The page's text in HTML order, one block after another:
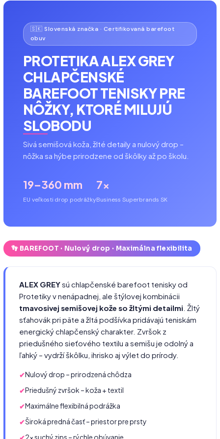
🇸🇰 Slovenská značka · Certifikovaná barefoot
obuv
PROTETIKA ALEX GREY
CHLAPČENSKÉ
BAREFOOT TENISKY PRE
NÔŽKY, KTORÉ MILUJÚ
SLOBODU
Sivá semišová koža, žlté detaily a nulový drop –
nôžka sa hýbe prirodzene od škôlky až po školu.
19–36
EU veľkosti
0 mm
drop podrážky
7×
Business Superbrands SK
👣 BAREFOOT · Nulový drop · Maximálna flexibilita
ALEX GREYsú chlapčenské barefoot tenisky od
Protetiky v nenápadnej, ale štýlovej kombinácii
tmavosivej semišovej kože so žltými detailmi . Žltý
sťahovák pri päte a žltá podšívka pridávajú teniskám
energický chlapčenský charakter. Zvršok z
priedušného sieťového textilu a semišu je odolný a
ľahký – vydrží škôlku, ihrisko aj výlet do prírody.
Nulový drop – prirodzená chôdza
Priedušný zvršok – koža + textil
Maximálne flexibilná podrážka
Široká predná časť – priestor pre prsty
2× suchý zips – rýchle obúvanie